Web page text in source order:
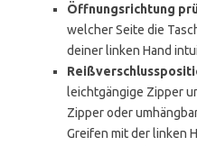
Öffnungsrichtung
welcher Seite die
deiner linken Hand
leichtgängige Zipper
Zipper oder
Greifen mit der linken